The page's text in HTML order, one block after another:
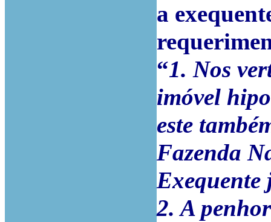
a
“1. Nos
imóvel
este
Fazenda
Exequente
2. A